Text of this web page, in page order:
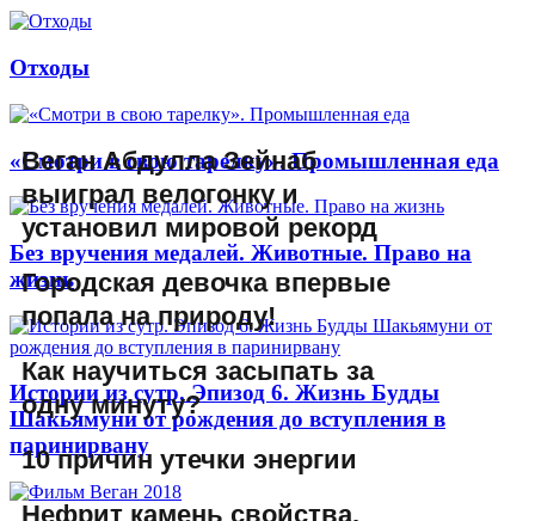
Веган Абдулла Зейнаб
выиграл велогонку и
установил мировой рекорд
Городская девочка впервые
попала на природу!
Как научиться засыпать за
одну минуту?
10 причин утечки энергии
Нефрит камень свойства.
Отходы
«Смотри в свою тарелку». Промышленная еда
Без вручения медалей. Животные. Право на
жизнь
Истории из сутр. Эпизод 6. Жизнь Будды
Шакьямуни от рождения до вступления в
паринирвану